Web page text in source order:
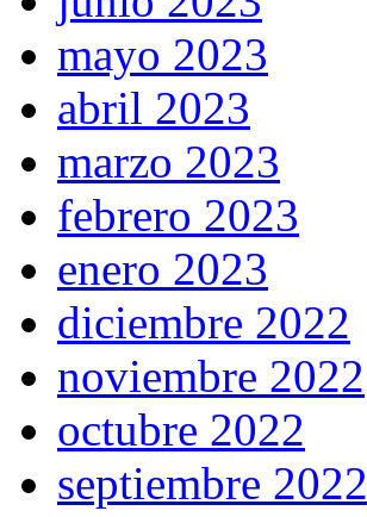
mayo 2023
abril 2023
marzo 2023
febrero 2023
enero 2023
diciembre 2022
noviembre 2022
octubre 2022
septiembre 2022